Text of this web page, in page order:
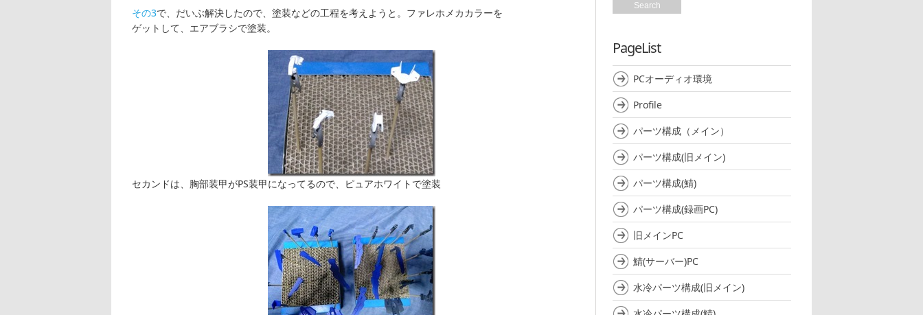
その3で、だいぶ解決したので、塗装などの工程を考えようと。ファレホメカカラーを
ゲットして、エアブラシで塗装。
セカンドは、胸部装甲がPS装甲になってるので、ピュアホワイトで塗装
PageList
PCオーディオ環境
Profile
パーツ構成（メイン）
パーツ構成(旧メイン)
パーツ構成(鯖)
パーツ構成(録画PC)
旧メインPC
鯖(サーバー)PC
水冷パーツ構成(旧メイン)